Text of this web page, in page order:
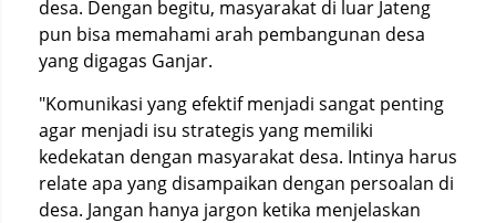
desa. Dengan begitu, masyarakat di luar Jateng
pun bisa memahami arah pembangunan desa
yang digagas Ganjar.
"Komunikasi yang efektif menjadi sangat penting
agar menjadi isu strategis yang memiliki
kedekatan dengan masyarakat desa. Intinya harus
relate apa yang disampaikan dengan persoalan di
desa. Jangan hanya jargon ketika menjelaskan